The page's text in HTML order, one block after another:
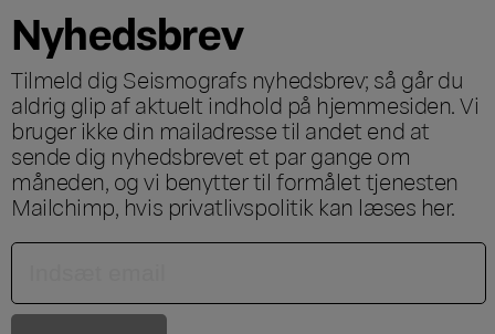
Nyhedsbrev
Tilmeld dig Seismografs nyhedsbrev; så går du
aldrig glip af aktuelt indhold på hjemmesiden. Vi
bruger ikke din mailadresse til andet end at
sende dig nyhedsbrevet et par gange om
måneden, og vi benytter til formålet tjenesten
Mailchimp, hvis privatlivspolitik kan læses her.